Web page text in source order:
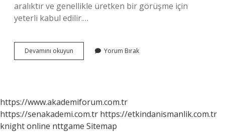
aralıktır ve genellikle üretken bir görüşme için
yeterli kabul edilir.…
Devamını okuyun
Görüşme
Yorum Bırak
https://www.akademiforum.com.tr
https://senakademi.com.tr https://etkindanismanlik.com.tr
knight online nttgame Sitemap